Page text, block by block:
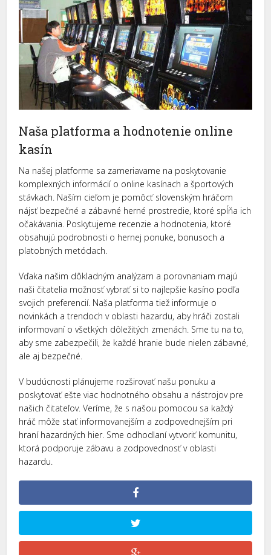
Naša platforma a hodnotenie online
kasín
Na našej platforme sa zameriavame na poskytovanie
komplexných informácií o online kasínach a športových
stávkach. Naším cieľom je pomôcť slovenským hráčom
nájsť bezpečné a zábavné herné prostredie, ktoré spĺňa ich
očakávania. Poskytujeme recenzie a hodnotenia, ktoré
obsahujú podrobnosti o hernej ponuke, bonusoch a
platobných metódach.
Vďaka našim dôkladným analýzam a porovnaniam majú
naši čitatelia možnosť vybrať si to najlepšie kasíno podľa
svojich preferencií. Naša platforma tiež informuje o
novinkách a trendoch v oblasti hazardu, aby hráči zostali
informovaní o všetkých dôležitých zmenách. Sme tu na to,
aby sme zabezpečili, že každé hranie bude nielen zábavné,
ale aj bezpečné.
V budúcnosti plánujeme rozširovať našu ponuku a
poskytovať ešte viac hodnotného obsahu a nástrojov pre
našich čitateľov. Veríme, že s našou pomocou sa každý
hráč môže stať informovanejším a zodpovednejším pri
hraní hazardných hier. Sme odhodlaní vytvoriť komunitu,
ktorá podporuje zábavu a zodpovednosť v oblasti
hazardu.